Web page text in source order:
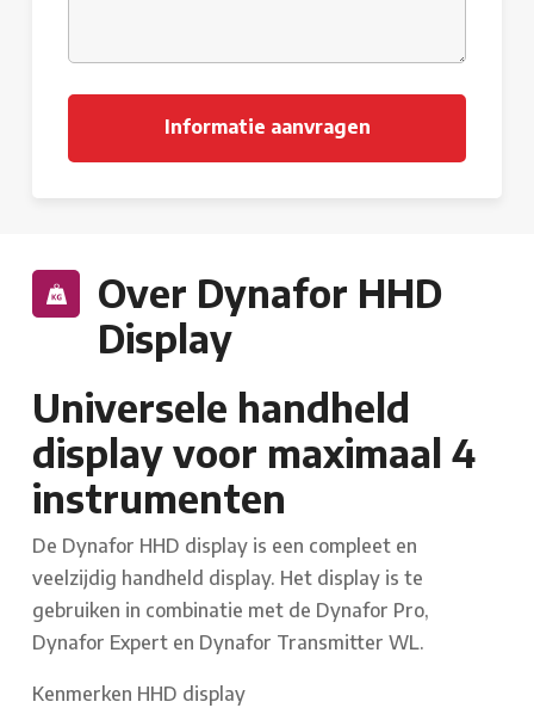
Over Dynafor HHD
Display
Universele handheld
display voor maximaal 4
instrumenten
De Dynafor HHD display is een compleet en
veelzijdig handheld display. Het display is te
gebruiken in combinatie met de Dynafor Pro,
Dynafor Expert en Dynafor Transmitter WL.
Kenmerken HHD display